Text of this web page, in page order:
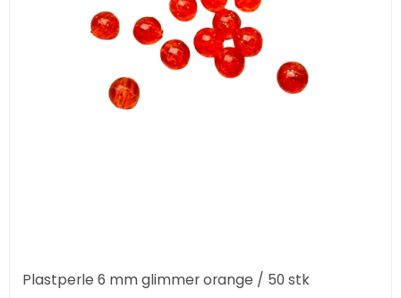
Plastperle 6 mm glimmer orange / 50 stk